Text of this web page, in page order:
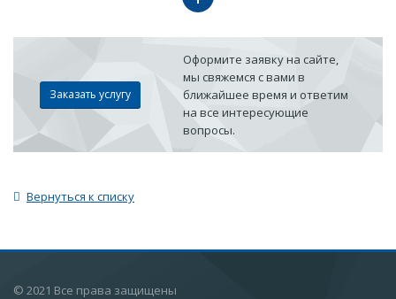
Заказать услугу
Оформите заявку на сайте,
мы свяжемся с вами в
ближайшее время и ответим
на все интересующие
вопросы.
Вернуться к списку
© 2021 Все права защищены